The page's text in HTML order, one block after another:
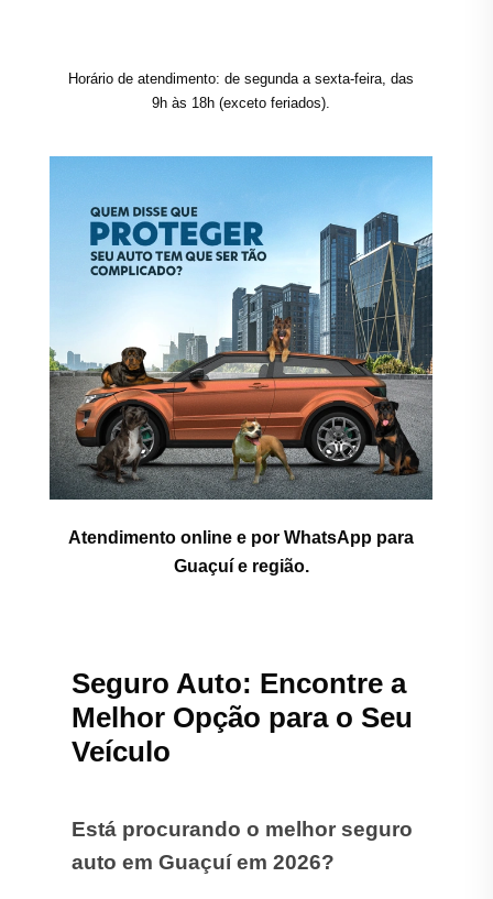
Horário de atendimento: de segunda a sexta-feira, das
9h às 18h (exceto feriados).
Atendimento online e por WhatsApp para
Guaçuí e região.
Seguro Auto: Encontre a
Melhor Opção para o Seu
Veículo
Está procurando o melhor seguro
auto em Guaçuí em 2026?